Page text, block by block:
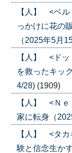
【人】 <ベ
っかけに花の
（2025年5月
【人】 <ド
を救ったキッ
4/28) (1909)
【人】 <Ｎ
家に転身（
【人】 <タ
験と信念生か